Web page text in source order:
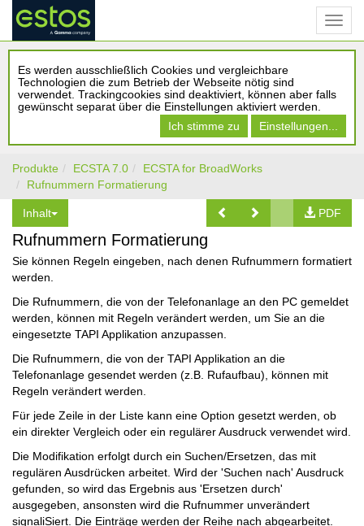
Es werden ausschließlich Cookies und vergleichbare
Technologien die zum Betrieb der Webseite nötig sind
verwendet. Trackingcookies sind deaktiviert, können aber falls
gewünscht separat über die Einstellungen aktiviert werden.
Ich stimme zu
Einstellungen...
Produkte ECSTA 7.0
ECSTA for BroadWorks
Rufnummern Formatierung
Inhalt PDF
Rufnummern Formatierung
Sie können Regeln eingeben, nach denen Rufnummern formatiert
werden.
Die Rufnummern, die von der Telefonanlage an den PC gemeldet
werden, können mit Regeln verändert werden, um Sie an die
eingesetzte TAPI Applikation anzupassen.
Die Rufnummern, die von der TAPI Applikation an die
Telefonanlage gesendet werden (z.B. Rufaufbau), können mit
Regeln verändert werden.
Für jede Zeile in der Liste kann eine Option gesetzt werden, ob
ein direkter Vergleich oder ein regulärer Ausdruck verwendet wird.
Die Modifikation erfolgt durch ein Suchen/Ersetzen, das mit
regulären Ausdrücken arbeitet. Wird der 'Suchen nach' Ausdruck
gefunden, so wird das Ergebnis aus 'Ersetzen durch'
ausgegeben, ansonsten wird die Rufnummer unverändert
signaliSiert. Die Einträge werden der Reihe nach abgearbeitet.